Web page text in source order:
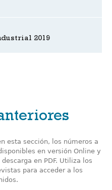
2019
esta sección, los números a
en versión Online y
en PDF. Utiliza los
para acceder a los